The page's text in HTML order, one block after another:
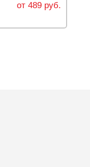
от 489 руб.